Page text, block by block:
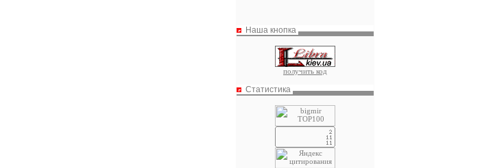
Наша кнопка
получить код
Статистика